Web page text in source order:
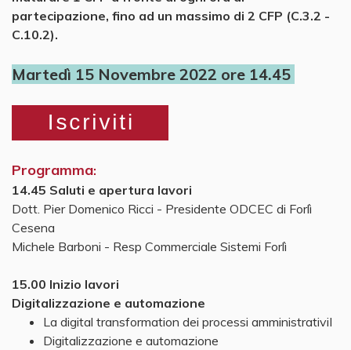
partecipazione, fino ad un massimo di 2 CFP (C.3.2 -
C.10.2).
Martedì 15 Novembre 2022 ore 14.45
Programma:
14.45 Saluti e apertura lavori
Dott. Pier Domenico Ricci - Presidente ODCEC di Forlì
Cesena
Michele Barboni - Resp Commerciale Sistemi Forlì
15.00 Inizio lavori
Digitalizzazione e automazione
La digital transformation dei processi amministrativiI
Digitalizzazione e automazione